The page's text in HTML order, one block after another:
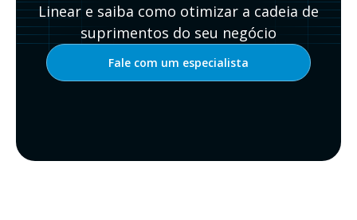
Linear e saiba como otimizar a cadeia de
suprimentos do seu negócio
Fale com um especialista